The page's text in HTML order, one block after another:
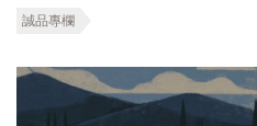
誠品專欄